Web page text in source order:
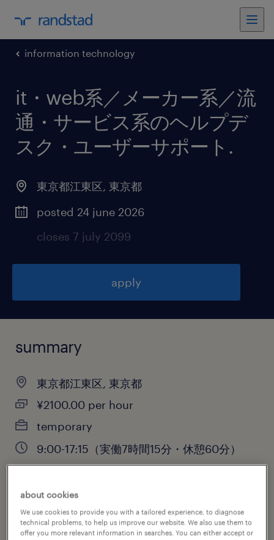
information technology
it・web系／メーカー系／流
通・サービス系のヘルプデ
スク・ユーザーサポート .
東京都江東区, 東京都
posted 24 june 2026
closes 7 july 2099
apply
summary
東京都江東区, 東京都
¥2100.00 per hour
temporary
9:00-17:15（実働7時間15分・休憩60分）
information technology
about cookies
We use cookies to provide you with a tailored experience, to diagnose
technical problems, to help us improve our website. We also use them to
offer you more relevant information in searches. You can either accept or